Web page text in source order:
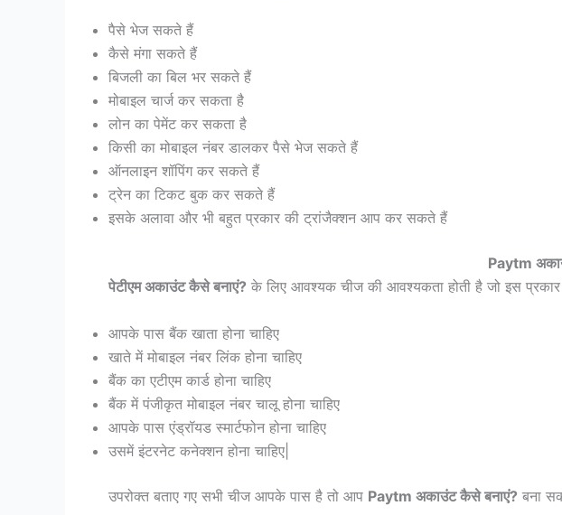
पैसे भेज सकते हैं
कैसे मंगा सकते हैं
बिजली का बिल भर सकते हैं
मोबाइल चार्ज कर सकता है
लोन का पेमेंट कर सकता है
किसी का मोबाइल नंबर डालकर पैसे भेज सकते हैं
ऑनलाइन शॉपिंग कर सकते हैं
ट्रेन का टिकट बुक कर सकते हैं
इसके अलावा और भी बहुत प्रकार की ट्रांजैक्शन आप कर सकते हैं
Paytm
पेटीएम अकाउंट कैसे बनाएं? के लिए आवश्यक चीज की आवश्यकता होती है जो इस
आपके पास बैंक खाता होना चाहिए
खाते में मोबाइल नंबर लिंक होना चाहिए
बैंक का एटीएम कार्ड होना चाहिए
बैंक में पंजीकृत मोबाइल नंबर चालू होना चाहिए
आपके पास एंड्रॉयड स्मार्टफोन होना चाहिए
उसमें इंटरनेट कनेक्शन होना चाहिए|
उपरोक्त बताए गए सभी चीज आपके पास है तो आप Paytm अकाउंट कैसे बनाएं? बना